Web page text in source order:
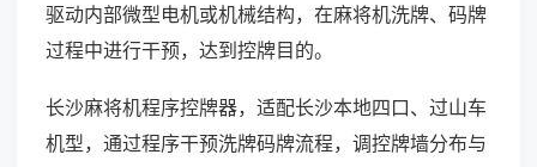
驱动内部微型电机或机械结构，在麻将机洗牌、码牌
过程中进行干预，达到控牌目的。
长沙麻将机程序控牌器，适配长沙本地四口、过山车
机型，通过程序干预洗牌码牌流程，调控牌墙分布与